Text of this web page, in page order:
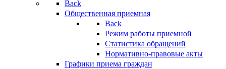
Back
Общественная приемная
Back
Режим работы приемной
Статистика обращений
Нормативно-правовые акты
Графики приема граждан